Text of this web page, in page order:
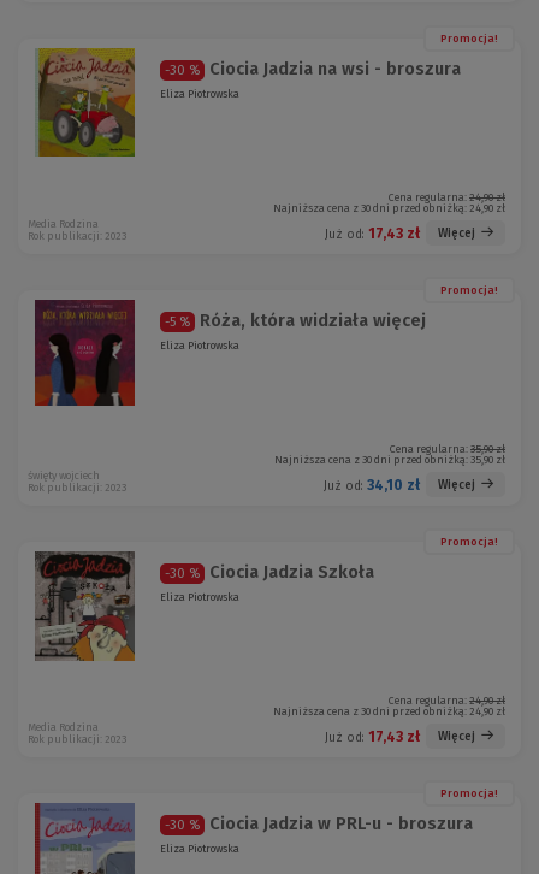
Promocja!
-30 % Ciocia Jadzia na wsi - broszura
Eliza Piotrowska
Cena regularna: 24,90 zł
Najniższa cena z 30 dni przed obniżką: 24,90 zł
Już od: 17,43 zł Więcej
Media Rodzina
Rok publikacji: 2023
Promocja!
-5 % Róża, która widziała więcej
Eliza Piotrowska
Cena regularna: 35,90 zł
Najniższa cena z 30 dni przed obniżką: 35,90 zł
Już od: 34,10 zł Więcej
święty wojciech
Rok publikacji: 2023
Promocja!
-30 % Ciocia Jadzia Szkoła
Eliza Piotrowska
Cena regularna: 24,90 zł
Najniższa cena z 30 dni przed obniżką: 24,90 zł
Już od: 17,43 zł Więcej
Media Rodzina
Rok publikacji: 2023
Promocja!
-30 % Ciocia Jadzia w PRL-u - broszura
Eliza Piotrowska